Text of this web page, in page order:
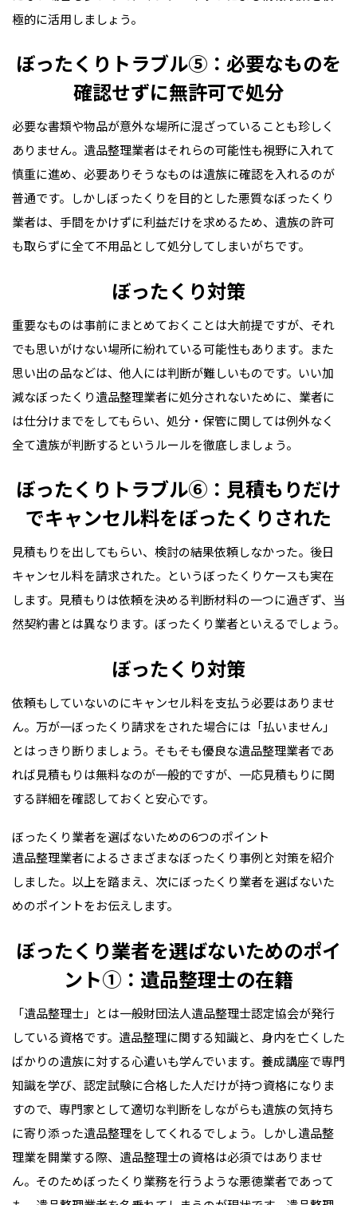
極的に活用しましょう。
ぼったくりトラブル⑤：必要なものを
確認せずに無許可で処分
必要な書類や物品が意外な場所に混ざっていることも珍しく
ありません。遺品整理業者はそれらの可能性も視野に入れて
慎重に進め、必要ありそうなものは遺族に確認を入れるのが
普通です。しかしぼったくりを目的とした悪質なぼったくり
業者は、手間をかけずに利益だけを求めるため、遺族の許可
も取らずに全て不用品として処分してしまいがちです。
ぼったくり対策
重要なものは事前にまとめておくことは大前提ですが、それ
でも思いがけない場所に紛れている可能性もあります。また
思い出の品などは、他人には判断が難しいものです。いい加
減なぼったくり遺品整理業者に処分されないために、業者に
は仕分けまでをしてもらい、処分・保管に関しては例外なく
全て遺族が判断するというルールを徹底しましょう。
ぼったくりトラブル⑥：見積もりだけ
でキャンセル料をぼったくりされた
見積もりを出してもらい、検討の結果依頼しなかった。後日
キャンセル料を請求された。というぼったくりケースも実在
します。見積もりは依頼を決める判断材料の一つに過ぎず、当
然契約書とは異なります。ぼったくり業者といえるでしょう。
ぼったくり対策
依頼もしていないのにキャンセル料を支払う必要はありませ
ん。万が一ぼったくり請求をされた場合には「払いません」
とはっきり断りましょう。そもそも優良な遺品整理業者であ
れば見積もりは無料なのが一般的ですが、一応見積もりに関
する詳細を確認しておくと安心です。
ぼったくり業者を選ばないための6つのポイント
遺品整理業者によるさまざまなぼったくり事例と対策を紹介
しました。以上を踏まえ、次にぼったくり業者を選ばないた
めのポイントをお伝えします。
ぼったくり業者を選ばないためのポイ
ント①：遺品整理士の在籍
「遺品整理士」とは一般財団法人遺品整理士認定協会が発行
している資格です。遺品整理に関する知識と、身内を亡くした
ばかりの遺族に対する心遣いも学んでいます。養成講座で専門
知識を学び、認定試験に合格した人だけが持つ資格になりま
すので、専門家として適切な判断をしながらも遺族の気持ち
に寄り添った遺品整理をしてくれるでしょう。しかし遺品整
理業を開業する際、遺品整理士の資格は必須ではありませ
ん。そのためぼったくり業務を行うような悪徳業者であって